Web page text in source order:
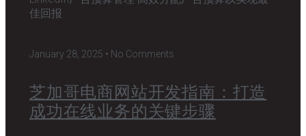
佳回报
January 28, 2025 No Comments
芝加哥电商网站开发指南：打造
成功在线业务的关键步骤